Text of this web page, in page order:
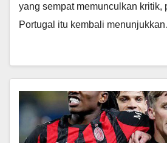
yang sempat memunculkan kritik,
Portugal itu kembali